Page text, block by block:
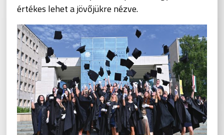
értékes lehet a jövőjükre nézve.